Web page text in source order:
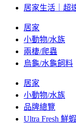
居家生活｜超
居家
小動物/水族
兩棲/爬蟲
烏龜/水龜飼料
居家
小動物/水族
品牌總覽
Ultra Fresh 鮮